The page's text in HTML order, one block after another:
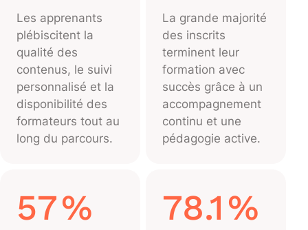
Les apprenants
plébiscitent la
qualité des
contenus, le suivi
personnalisé et la
disponibilité des
formateurs tout au
long du parcours.
La grande majorité
des inscrits
terminent leur
formation avec
succès grâce à un
accompagnement
continu et une
pédagogie active.
57% 78.1%